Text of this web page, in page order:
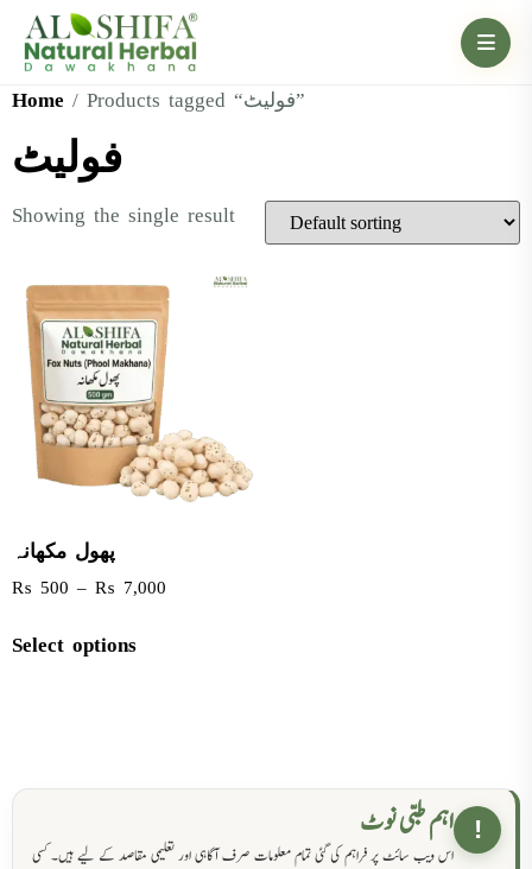
Home / Products tagged “فولیٹ”
فولیٹ
Showing the single result
پھول مکھانہ
₨ 500 – ₨ 7,000
Select options
! اہم طبی نوٹ
اس ویب سائٹ پر فراہم کی گئی تمام معلومات صرف آگاہی اور تعلیمی مقاصد کے لیے ہیں۔ کسی